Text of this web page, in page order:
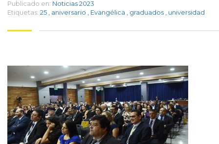
Publicado en: Noticias 2023
Etiquetas: 25 aniversario Evangélica graduados universidad